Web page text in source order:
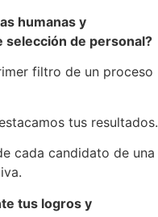
humanas y
selección de personal?
filtro de un proceso
tus resultados.
cada candidato de una
tus logros y